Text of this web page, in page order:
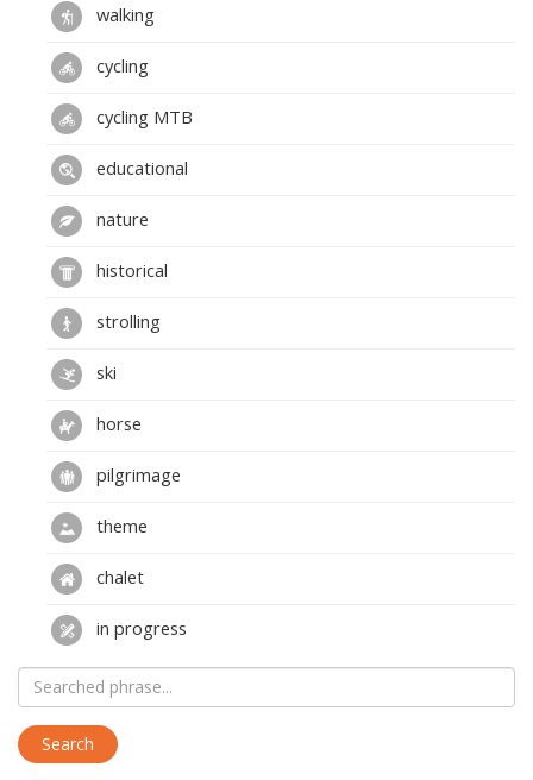
walking
cycling
cycling MTB
educational
nature
historical
strolling
ski
horse
pilgrimage
theme
chalet
in progress